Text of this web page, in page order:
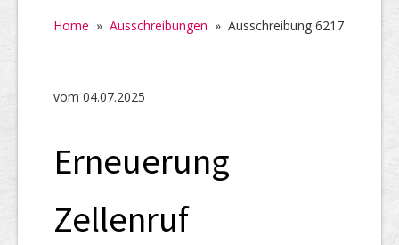
UID-Register
Home » Ausschreibungen » Ausschreibung 6217
vom 04.07.2025
Erneuerung
Zellenruf